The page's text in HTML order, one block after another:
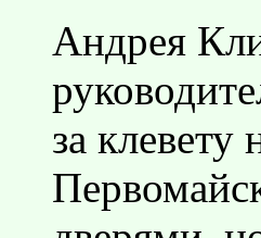
Андрея
за клевету